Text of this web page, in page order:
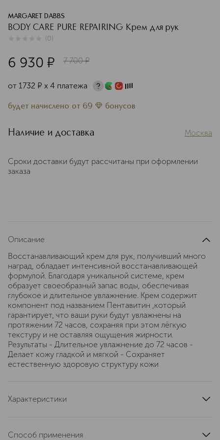
MARGARET DABBS
BODY CARE PURE REPAIRING Крем для рук
(0)
6 930 ¤ 7 700 ¤
от 1732 ¤ х 4 платежа
будет начислено от 69 бонусов
Наличие и доставка Москва
Сроки доставки будут рассчитаны при оформлении
заказа
Описание
Восстанавливающий крем для рук, получивший много
наград, обладает интенсивной восстанавливающей
формулой. Благодаря уникальной системе, крем
образует своеобразный запас воды, обеспечивая
глубокое и длительное увлажнение. Крем содержит
компонент под названием Пентавитин ,который
гарантирует, что ваши руки будут увлажнены на
протяжении 72 часов, сохраняя при этом лёгкую
текстуру и не оставляя ощущения жирности.
Результаты - Длительное увлажнение до 72 часов -
Делает кожу гладкой и мягкой - Сохраняет
естественную здоровую структуру кожи
Характеристики
текстура
Способ применения